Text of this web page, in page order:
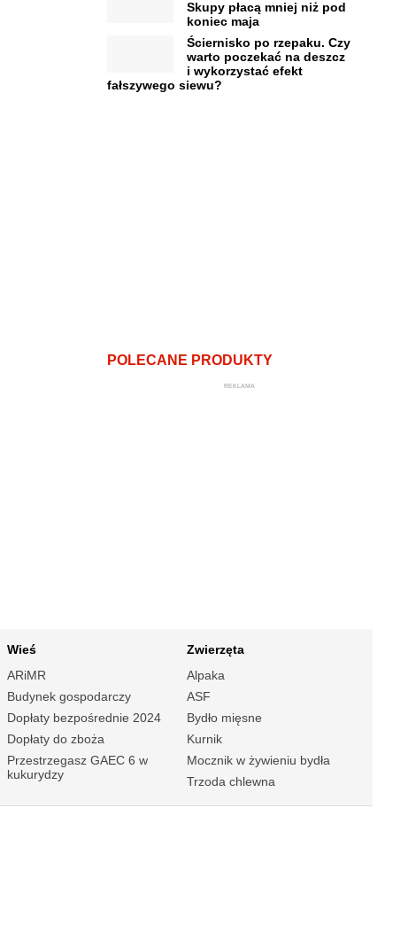
Skupy płacą mniej niż pod
koniec maja
Ściernisko po rzepaku. Czy
warto poczekać na deszcz
i wykorzystać efekt
fałszywego siewu?
POLECANE PRODUKTY
REKLAMA
Wieś
ARiMR
Budynek gospodarczy
Dopłaty bezpośrednie 2024
Dopłaty do zboża
Przestrzegasz GAEC 6 w
kukurydzy
Zwierzęta
Alpaka
ASF
Bydło mięsne
Kurnik
Mocznik w żywieniu bydła
Trzoda chlewna